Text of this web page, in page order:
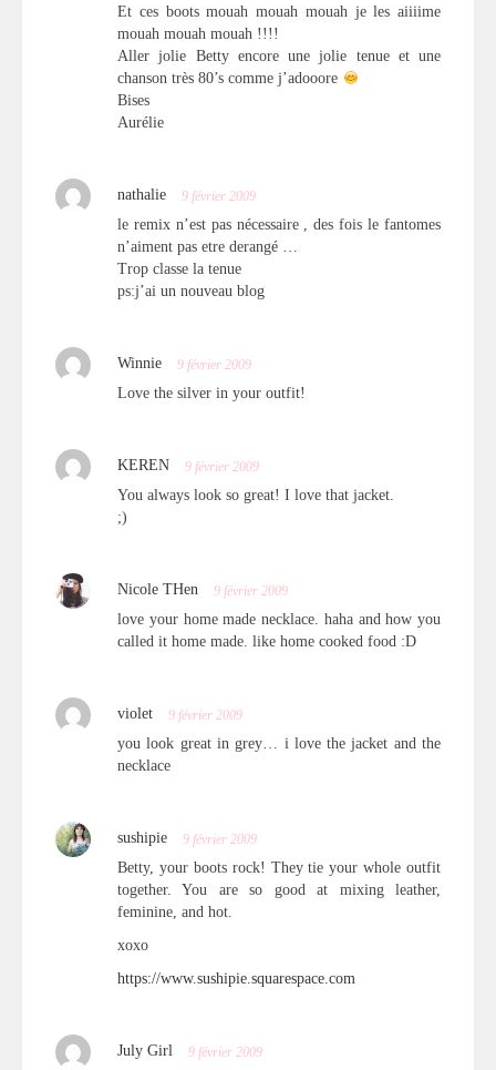
Et ces boots mouah mouah mouah je les aiiiime
mouah mouah mouah !!!!
Aller jolie Betty encore une jolie tenue et une
chanson très 80’s comme j’adooore
Bises
Aurélie
nathalie 9 février 2009
le remix n’est pas nécessaire , des fois le fantomes
n’aiment pas etre derangé …
Trop classe la tenue
ps:j’ai un nouveau blog
Winnie 9 février 2009
Love the silver in your outfit!
KEREN 9 février 2009
You always look so great! I love that jacket.
;)
Nicole THen 9 février 2009
love your home made necklace. haha and how you
called it home made. like home cooked food :D
violet 9 février 2009
you look great in grey… i love the jacket and the
necklace
sushipie 9 février 2009
Betty, your boots rock! They tie your whole outfit
together. You are so good at mixing leather,
feminine, and hot.
xoxo
https://www.sushipie.squarespace.com
July Girl 9 février 2009